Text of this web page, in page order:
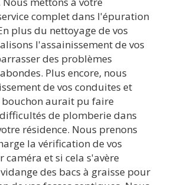
complet dans l'épuration
plus du nettoyage de vos
l'assainissement de vos
des problèmes
Plus encore, nous
de vos conduites et
aurait pu faire
de plomberie dans
résidence. Nous prenons
la vérification de vos
et si cela s'avère
des bacs à graisse pour